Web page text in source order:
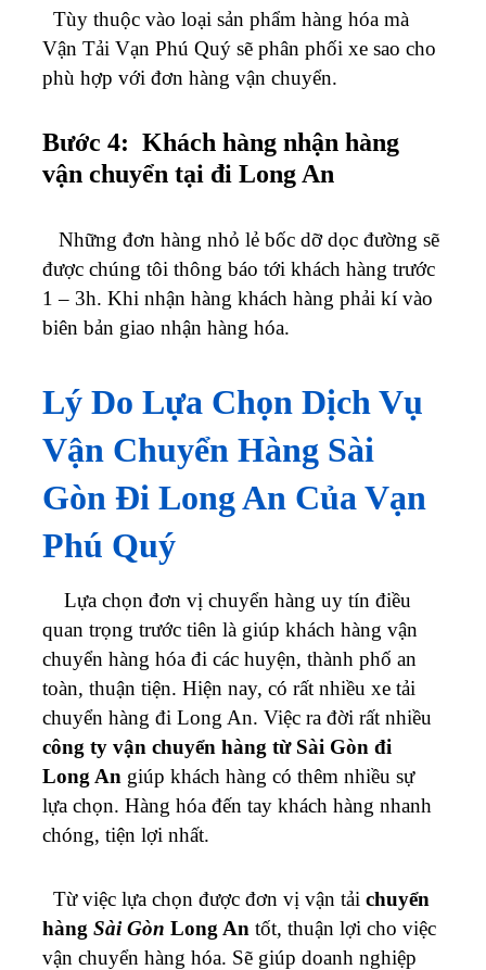
Tùy thuộc vào loại sản phẩm hàng hóa mà
Vận Tải Vạn Phú Quý sẽ phân phối xe sao cho
phù hợp với đơn hàng vận chuyển.
Bước 4: Khách hàng nhận hàng
vận chuyển tại đi Long An
Những đơn hàng nhỏ lẻ bốc dỡ dọc đường sẽ
được chúng tôi thông báo tới khách hàng trước
1 – 3h. Khi nhận hàng khách hàng phải kí vào
biên bản giao nhận hàng hóa.
Lý Do Lựa Chọn Dịch Vụ
Vận Chuyển Hàng Sài
Gòn Đi Long An Của Vạn
Phú Quý
Lựa chọn đơn vị chuyển hàng uy tín điều
quan trọng trước tiên là giúp khách hàng vận
chuyển hàng hóa đi các huyện, thành phố an
toàn, thuận tiện. Hiện nay, có rất nhiều xe tải
chuyển hàng đi Long An. Việc ra đời rất nhiều
công ty vận chuyển hàng từ Sài Gòn đi
Long An giúp khách hàng có thêm nhiều sự
lựa chọn. Hàng hóa đến tay khách hàng nhanh
chóng, tiện lợi nhất.
Từ việc lựa chọn được đơn vị vận tải chuyển
hàng Sài Gòn Long An tốt, thuận lợi cho việc
vận chuyển hàng hóa. Sẽ giúp doanh nghiệp